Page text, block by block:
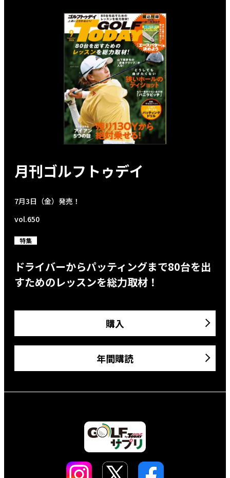
月刊ゴルフトゥデイ
7月3日（金）発売！
vol.650
特集
ドライバーからパッティングまで80台を出
すためのレッスンを総力取材！
購入
年間購読